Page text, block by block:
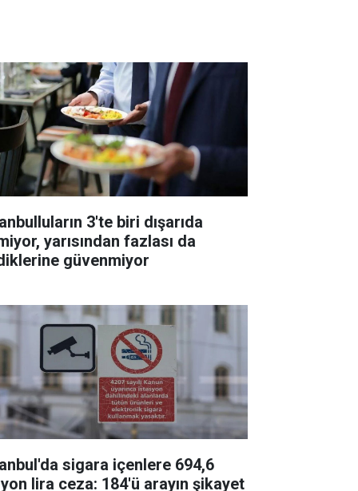
3'te biri dışarıda
yarısından fazlası da
güvenmiyor
sigara içenlere 694,6
lira ceza: 184'ü arayın şikayet